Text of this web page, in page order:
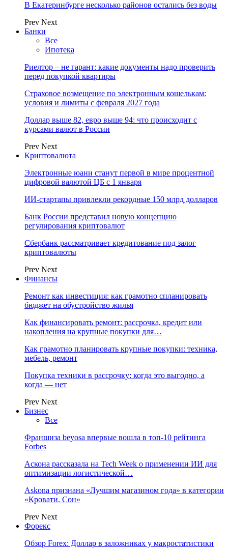
В Екатеринбурге несколько районов остались без воды
Prev Next
Банки
Все
Ипотека
Риелтор – не гарант: какие документы надо проверить
перед покупкой квартиры
Страховое возмещение по электронным кошелькам:
условия и лимиты с февраля 2027 года
Доллар выше 82, евро выше 94: что происходит с
курсами валют в России
Prev Next
Криптовалюта
Электронные юани станут первой в мире процентной
цифровой валютой ЦБ с 1 января
ИИ-стартапы привлекли рекордные 150 млрд долларов
Банк России представил новую концепцию
регулирования криптовалют
Сбербанк рассматривает кредитование под залог
криптовалюты
Prev Next
Финансы
Ремонт как инвестиция: как грамотно спланировать
бюджет на обустройство жилья
Как финансировать ремонт: рассрочка, кредит или
накопления на крупные покупки для…
Как грамотно планировать крупные покупки: техника,
мебель, ремонт
Покупка техники в рассрочку: когда это выгодно, а
когда — нет
Prev Next
Бизнес
Все
Франшиза beyosa впервые вошла в топ-10 рейтинга
Forbes
Аскона рассказала на Tech Week о применении ИИ для
оптимизации логистической…
Askona признана «Лучшим магазином года» в категории
«Кровати. Сон»
Prev Next
Форекс
Обзор Forex: Доллар в заложниках у макростатистики